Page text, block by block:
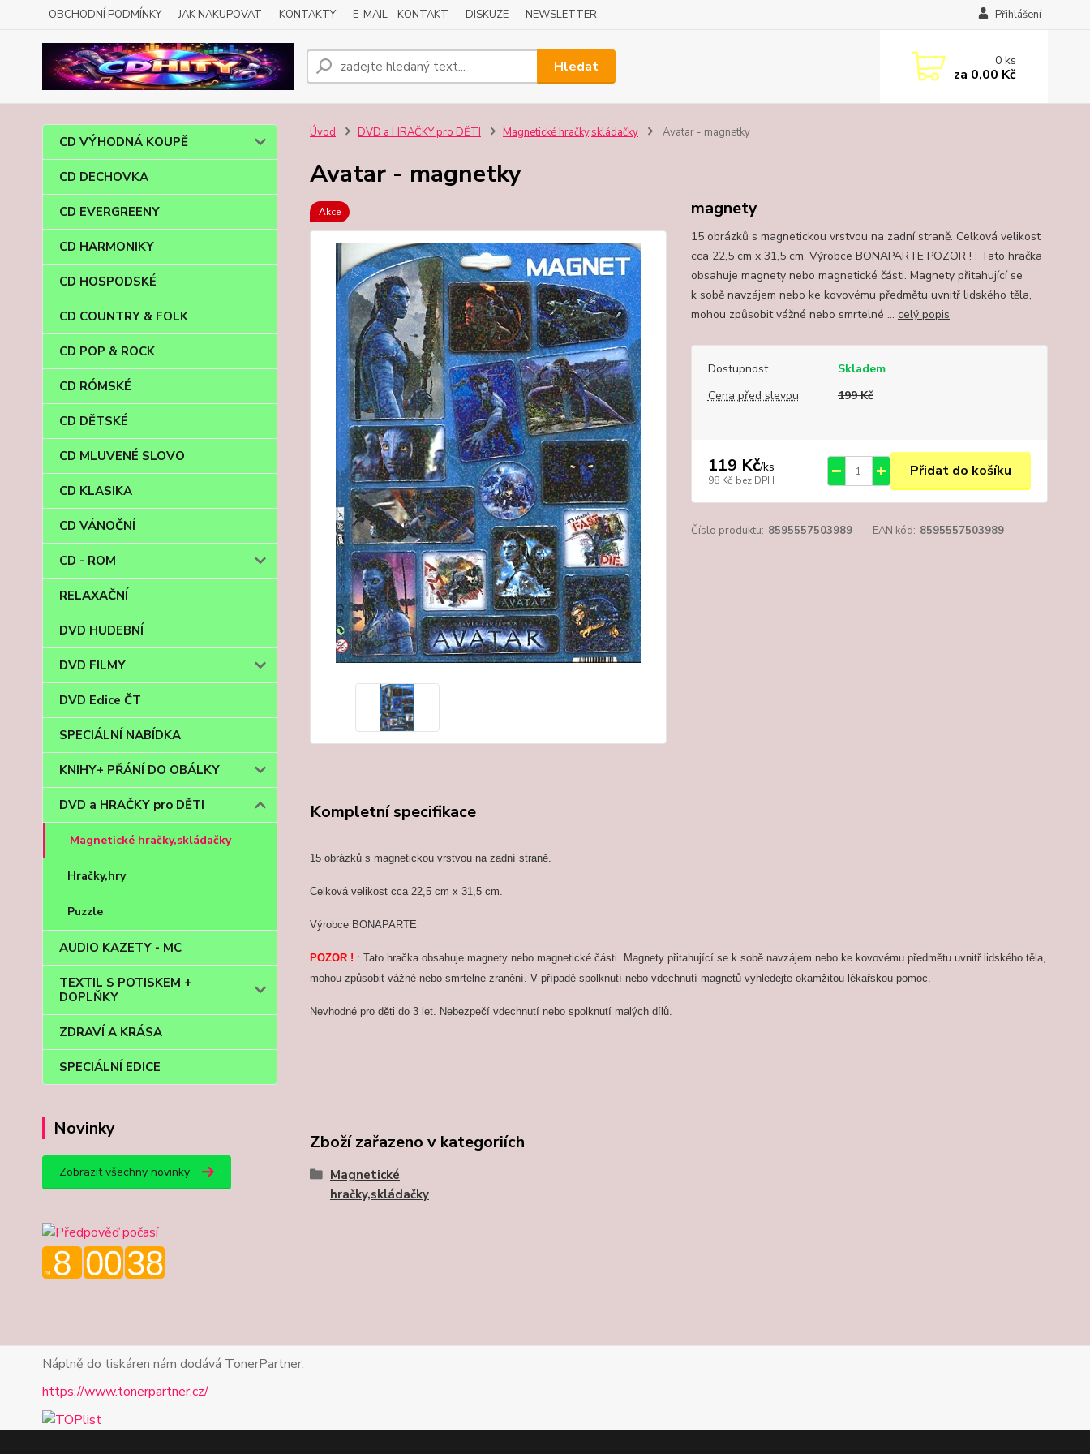
OBCHODNÍ PODMÍNKY JAK NAKUPOVAT KONTAKTY E-MAIL - KONTAKT DISKUZE NEWSLETTER Přihlášení
Hledat 0ks
za 0,00 Kč
CD VÝHODNÁ KOUPĚ
CD DECHOVKA
CD EVERGREENY
CD HARMONIKY
CD HOSPODSKÉ
CD COUNTRY & FOLK
CD POP & ROCK
CD RÓMSKÉ
CD DĚTSKÉ
CD MLUVENÉ SLOVO
CD KLASIKA
CD VÁNOČNÍ
CD - ROM
RELAXAČNÍ
DVD HUDEBNÍ
DVD FILMY
DVD Edice ČT
SPECIÁLNÍ NABÍDKA
KNIHY+ PŘÁNÍ DO OBÁLKY
DVD a HRAČKY pro DĚTI
Magnetické hračky,skládačky
Hračky,hry
Puzzle
AUDIO KAZETY - MC
TEXTIL S POTISKEM +
DOPLŇKY
ZDRAVÍ A KRÁSA
SPECIÁLNÍ EDICE
Novinky
Zobrazit všechny novinky
Úvod DVD a HRAČKY pro DĚTI Magnetické hračky,skládačky Avatar - magnetky
Avatar - magnetky
Akce magnety
15 obrázků s magnetickou vrstvou na zadní straně. Celková velikost
cca 22,5 cm x 31,5 cm. Výrobce BONAPARTE POZOR ! : Tato hračka
obsahuje magnety nebo magnetické části. Magnety přitahující se
k sobě navzájem nebo ke kovovému předmětu uvnitř lidského těla,
mohou způsobit vážné nebo smrtelné ... celý popis
Dostupnost
Skladem
Cena před slevou
199 Kč
119 Kč/ks
98 Kč bez DPH
Přidat do košíku
Číslo produktu: 8595557503989 EAN kód: 8595557503989
Kompletní specifikace
15 obrázků s magnetickou vrstvou na zadní straně.
Celková velikost cca 22,5 cm x 31,5 cm.
Výrobce BONAPARTE
POZOR ! : Tato hračka obsahuje magnety nebo magnetické části. Magnety přitahující se k sobě navzájem nebo ke kovovému předmětu uvnitř lidského těla,
mohou způsobit vážné nebo smrtelné zranění. V případě spolknutí nebo vdechnutí magnetů vyhledejte okamžitou lékařskou pomoc.
Nevhodné pro děti do 3 let. Nebezpečí vdechnutí nebo spolknutí malých dílů.
Zboží zařazeno v kategoriích
Magnetické
hračky,skládačky
Náplně do tiskáren nám dodává TonerPartner:
https://www.tonerpartner.cz/